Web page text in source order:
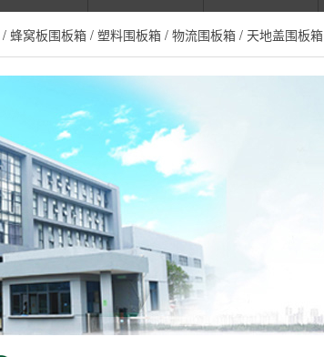
/ 蜂窝板围板箱 / 塑料围板箱 / 物流围板箱 / 天地盖围板箱